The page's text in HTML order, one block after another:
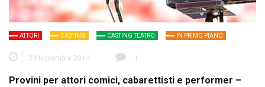
ATTORI CASTING CASTING TEATRO IN PRIMO PIANO
24 Novembre 2014 1
Provini per attori comici, cabarettisti e performer –